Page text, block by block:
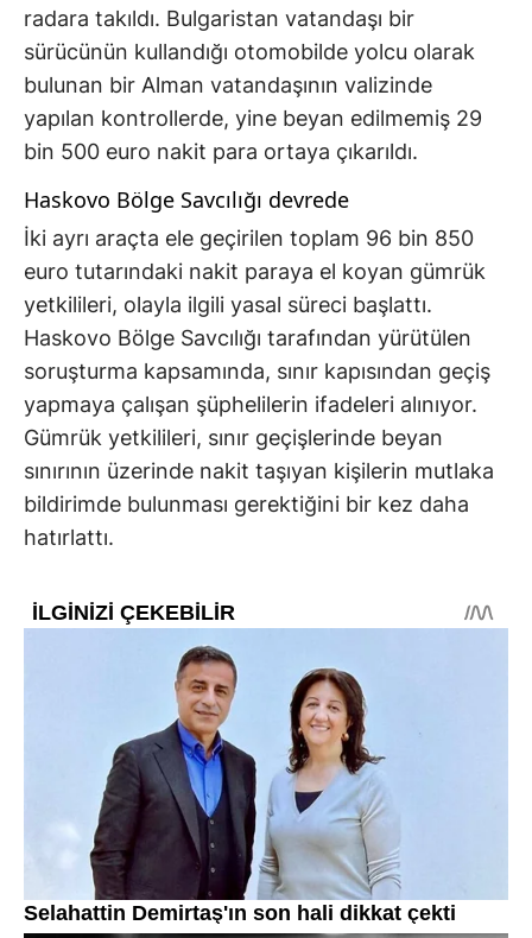
radara takıldı. Bulgaristan vatandaşı bir
sürücünün kullandığı otomobilde yolcu olarak
bulunan bir Alman vatandaşının valizinde
yapılan kontrollerde, yine beyan edilmemiş 29
bin 500 euro nakit para ortaya çıkarıldı.
Haskovo Bölge Savcılığı devrede
İki ayrı araçta ele geçirilen toplam 96 bin 850
euro tutarındaki nakit paraya el koyan gümrük
yetkilileri, olayla ilgili yasal süreci başlattı.
Haskovo Bölge Savcılığı tarafından yürütülen
soruşturma kapsamında, sınır kapısından geçiş
yapmaya çalışan şüphelilerin ifadeleri alınıyor.
Gümrük yetkilileri, sınır geçişlerinde beyan
sınırının üzerinde nakit taşıyan kişilerin mutlaka
bildirimde bulunması gerektiğini bir kez daha
hatırlattı.